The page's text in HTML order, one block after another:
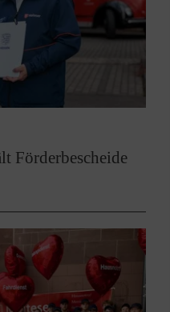
Förderbescheide